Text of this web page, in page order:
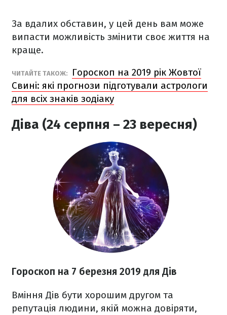
За вдалих обставин, у цей день вам може
випасти можливість змінити своє життя на
краще.
ЧИТАЙТЕ ТАКОЖ:
Гороскоп на 2019 рік Жовтої
Свині: які прогнози підготували астрологи
для всіх знаків зодіаку
Діва (24 серпня – 23 вересня)
Гороскоп на 7 березня 2019 для Дів
Вміння Дів бути хорошим другом та
репутація людини, якій можна довіряти,